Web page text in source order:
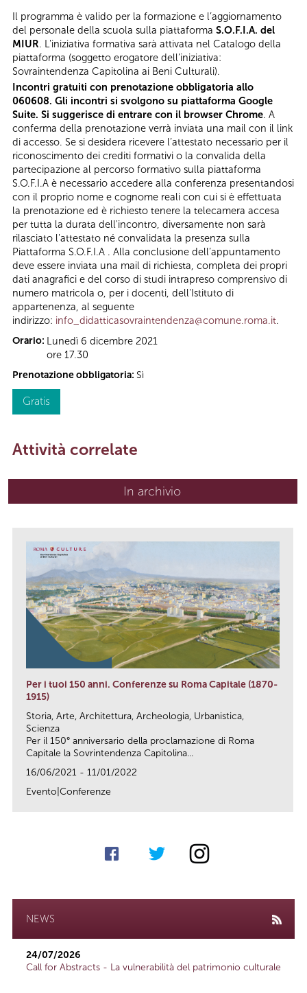
Il programma è valido per la formazione e l’aggiornamento
del personale della scuola sulla piattaforma S.O.F.I.A. del
MIUR. L'iniziativa formativa sarà attivata nel Catalogo della
piattaforma (soggetto erogatore dell’iniziativa:
Sovraintendenza Capitolina ai Beni Culturali).
Incontri gratuiti con prenotazione obbligatoria allo
060608. Gli incontri si svolgono su piattaforma Google
Suite. Si suggerisce di entrare con il browser Chrome. A
conferma della prenotazione verrà inviata una mail con il link
di accesso. Se si desidera ricevere l’attestato necessario per il
riconoscimento dei crediti formativi o la convalida della
partecipazione al percorso formativo sulla piattaforma
S.O.F.I.A è necessario accedere alla conferenza presentandosi
con il proprio nome e cognome reali con cui si è effettuata
la prenotazione ed è richiesto tenere la telecamera accesa
per tutta la durata dell'incontro, diversamente non sarà
rilasciato l'attestato né convalidata la presenza sulla
Piattaforma S.O.F.I.A . Alla conclusione dell’appuntamento
deve essere inviata una mail di richiesta, completa dei propri
dati anagrafici e del corso di studi intrapreso comprensivo di
numero matricola o, per i docenti, dell'Istituto di
appartenenza, al seguente
indirizzo: info_didatticasovraintendenza@comune.roma.it.
Orario: Lunedì 6 dicembre 2021
ore 17.30
Prenotazione obbligatoria: Sì
Gratis
Attività correlate
In archivio
Per i tuoi 150 anni. Conferenze su Roma Capitale (1870-
1915)
Storia, Arte, Architettura, Archeologia, Urbanistica,
Scienza
Per il 150° anniversario della proclamazione di Roma
Capitale la Sovrintendenza Capitolina...
16/06/2021 - 11/01/2022
Evento|Conferenze
NEWS
24/07/2026
Call for Abstracts - La vulnerabilità del patrimonio culturale